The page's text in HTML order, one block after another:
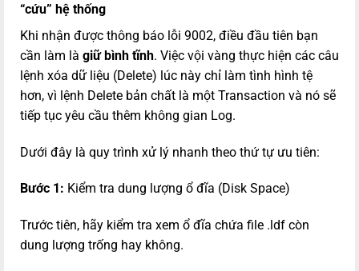
“cứu” hệ thống
Khi nhận được thông báo lỗi 9002, điều đầu tiên bạn
cần làm là giữ bình tĩnh. Việc vội vàng thực hiện các câu
lệnh xóa dữ liệu (Delete) lúc này chỉ làm tình hình tệ
hơn, vì lệnh Delete bản chất là một Transaction và nó sẽ
tiếp tục yêu cầu thêm không gian Log.
Dưới đây là quy trình xử lý nhanh theo thứ tự ưu tiên:
Bước 1: Kiểm tra dung lượng ổ đĩa (Disk Space)
Trước tiên, hãy kiểm tra xem ổ đĩa chứa file .ldf còn
dung lượng trống hay không.